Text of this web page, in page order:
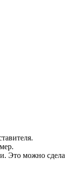
Это можно